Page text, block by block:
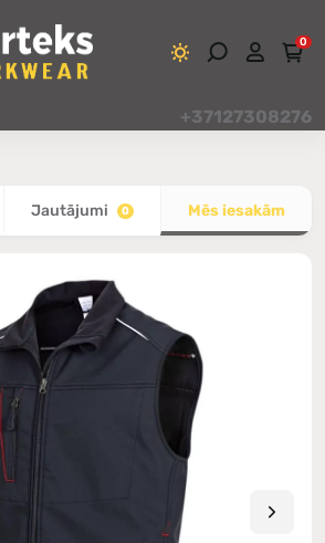
0
+37127308276
Jautājumi 0 Mēs iesakām